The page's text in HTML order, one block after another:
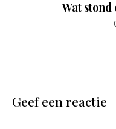
Wat stond
Geef een reactie